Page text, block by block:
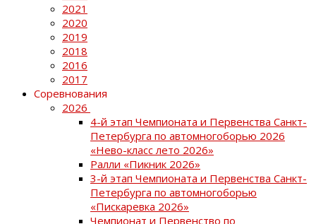
2021
2020
2019
2018
2016
2017
Соревнования
2026
4-й этап Чемпионата и Первенства Санкт-
Петербурга по автомногоборью 2026
«Нево-класс лето 2026»
Ралли «Пикник 2026»
3-й этап Чемпионата и Первенства Санкт-
Петербурга по автомногоборью
«Пискаревка 2026»
Чемпионат и Первенство по